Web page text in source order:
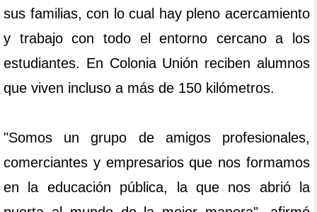
sus familias, con lo cual hay pleno acercamiento
y trabajo con todo el entorno cercano a los
estudiantes. En Colonia Unión reciben alumnos
que viven incluso a más de 150 kilómetros.
"Somos un grupo de amigos profesionales,
comerciantes y empresarios que nos formamos
en la educación pública, la que nos abrió la